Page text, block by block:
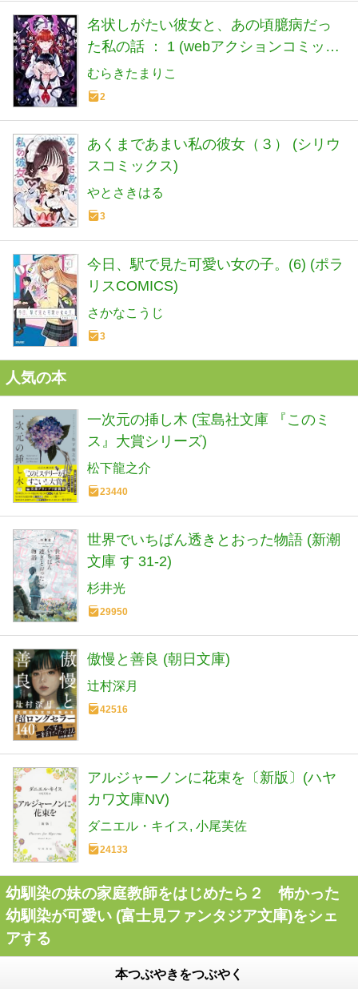
名状しがたい彼女と、あの頃臆病だっ
た私の話 ： 1 (webアクションコミック
ス)
むらきたまりこ
2
あくまであまい私の彼女（３） (シリウ
スコミックス)
やとさきはる
3
今日、駅で見た可愛い女の子。(6) (ポラ
リスCOMICS)
さかなこうじ
3
人気の本
一次元の挿し木 (宝島社文庫 『このミ
ス』大賞シリーズ)
松下龍之介
23440
世界でいちばん透きとおった物語 (新潮
文庫 す 31-2)
杉井光
29950
傲慢と善良 (朝日文庫)
辻村深月
42516
アルジャーノンに花束を〔新版〕(ハヤ
カワ文庫NV)
ダニエル・キイス 小尾芙佐
24133
幼馴染の妹の家庭教師をはじめたら２ 怖かった
幼馴染が可愛い (富士見ファンタジア文庫)をシェ
アする
本つぶやきをつぶやく